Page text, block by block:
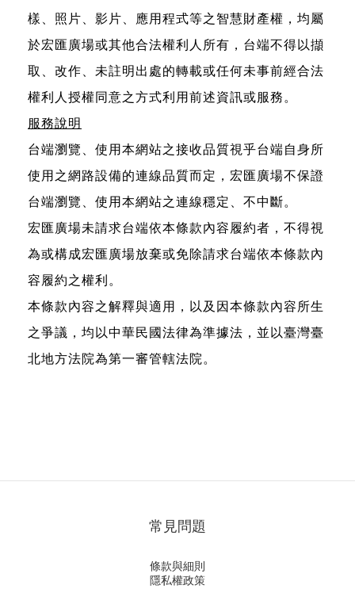
樣、照片、影片、應用程式等之智慧財產權，均屬
於宏匯廣場或其他合法權利人所有，台端不得以擷
取、改作、未註明出處的轉載或任何未事前經合法
權利人授權同意之方式利用前述資訊或服務。
服務說明
台端瀏覽、使用本網站之接收品質視乎台端自身所
使用之網路設備的連線品質而定，宏匯廣場不保證
台端瀏覽、使用本網站之連線穩定、不中斷。
宏匯廣場未請求台端依本條款內容履約者，不得視
為或構成宏匯廣場放棄或免除請求台端依本條款內
容履約之權利。
本條款內容之解釋與適用，以及因本條款內容所生
之爭議，均以中華民國法律為準據法，並以臺灣臺
北地方法院為第一審管轄法院。
常見問題
條款與細則
隱私權政策